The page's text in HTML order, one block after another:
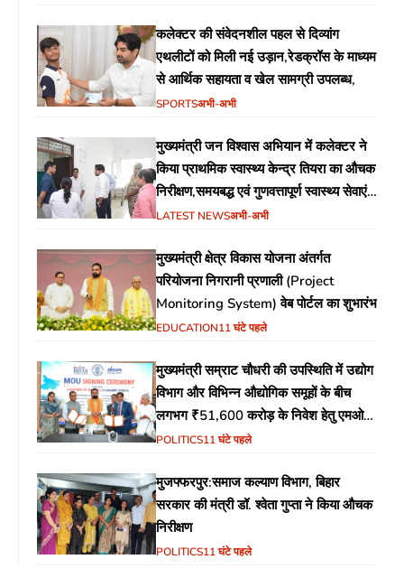
कलेक्टर की संवेदनशील पहल से दिव्यांग
एथलीटों को मिली नई उड़ान,रेडक्रॉस के माध्यम
से आर्थिक सहायता व खेल सामग्री उपलब्ध,
SPORTSअभी-अभी
मुख्यमंत्री जन विश्वास अभियान में कलेक्टर ने
किया प्राथमिक स्वास्थ्य केन्द्र तियरा का औचक
निरीक्षण,समयबद्ध एवं गुणवत्तापूर्ण स्वास्थ्य सेवाएं
सुनिश्चित करने के दिए निर्देश
LATEST NEWSअभी-अभी
मुख्यमंत्री क्षेत्र विकास योजना अंतर्गत
परियोजना निगरानी प्रणाली (Project
Monitoring System) वेब पोर्टल का शुभारंभ
EDUCATION11 घंटे पहले
मुख्यमंत्री सम्राट चौधरी की उपस्थिति में उद्योग
विभाग और विभिन्न औद्योगिक समूहों के बीच
लगभग ₹51,600 करोड़ के निवेश हेतु एमओयू
(MoU) पर हस्ताक्षर
POLITICS11 घंटे पहले
मुजफ्फरपुर:समाज कल्याण विभाग, बिहार
सरकार की मंत्री डॉ. श्वेता गुप्ता ने किया औचक
निरीक्षण
POLITICS11 घंटे पहले